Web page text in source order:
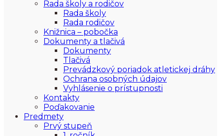
Rada školy a rodičov
Rada školy
Rada rodičov
Knižnica – pobočka
Dokumenty a tlačivá
Dokumenty
Tlačivá
Prevádzkový poriadok atletickej dráhy
Ochrana osobných údajov
Vyhlásenie o prístupnosti
Kontakty
Poďakovanie
Predmety
Prvý stupeň